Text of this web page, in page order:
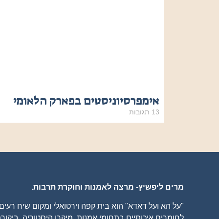
אימפרסיוניסטים בפארק הלאומי
13 תגובות
מרים ליפשיץ- מרצה לאמנות וחוקרת תרבות.
"על הא ועל דאדא" הוא בית קפה וירטואלי ומקום שיח